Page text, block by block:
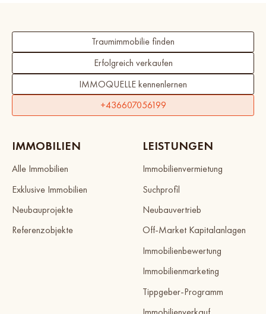
Traumimmobilie finden
Erfolgreich verkaufen
IMMOQUELLE kennenlernen
+436607056199
IMMOBILIEN
Alle Immobilien
Exklusive Immobilien
Neubauprojekte
Referenzobjekte
LEISTUNGEN
Immobilienvermietung
Suchprofil
Neubauvertrieb
Off-Market Kapitalanlagen
Immobilienbewertung
Immobilienmarketing
Tippgeber-Programm